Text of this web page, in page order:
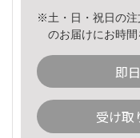
※土・日・祝日の注
のお届けにお時間
即
受け取